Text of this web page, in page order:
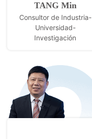
TANG Min
Consultor de Industria-
Universidad-
Investigación